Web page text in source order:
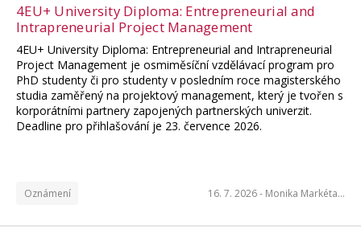
4EU+ University Diploma: Entrepreneurial and
Intrapreneurial Project Management
4EU+ University Diploma: Entrepreneurial and Intrapreneurial
Project Management je osmiměsíční vzdělávací program pro
PhD studenty či pro studenty v posledním roce magisterského
studia zaměřený na projektový management, který je tvořen s
korporátními partnery zapojených partnerských univerzit.
Deadline pro přihlašování je 23. července 2026.
Oznámení 16. 7. 2026 - Monika Markéta…